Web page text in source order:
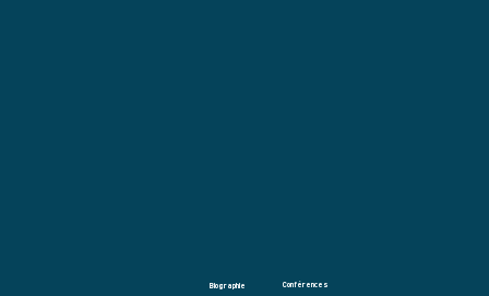
Biographie Conférences